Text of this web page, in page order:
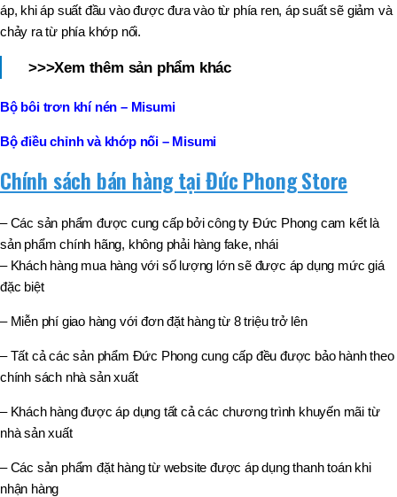
áp, khi áp suất đầu vào được đưa vào từ phía ren, áp suất sẽ giảm và
chảy ra từ phía khớp nối.
>>>Xem thêm sản phẩm khác
Bộ bôi trơn khí nén – Misumi
Bộ điều chỉnh và khớp nối – Misumi
Chính sách bán hàng tại Đức Phong Store
– Các sản phẩm được cung cấp bởi công ty Đức Phong cam kết là
sản phẩm chính hãng, không phải hàng fake, nhái
– Khách hàng mua hàng với số lượng lớn sẽ được áp dụng mức giá
đặc biệt
– Miễn phí giao hàng với đơn đặt hàng từ 8 triệu trở lên
– Tất cả các sản phẩm Đức Phong cung cấp đều được bảo hành theo
chính sách nhà sản xuất
– Khách hàng được áp dụng tất cả các chương trình khuyến mãi từ
nhà sản xuất
– Các sản phẩm đặt hàng từ website được áp dụng thanh toán khi
nhận hàng